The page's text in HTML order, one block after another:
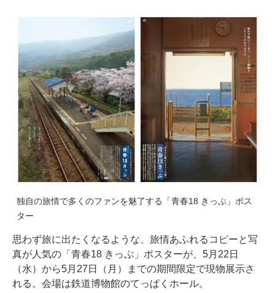
独自の旅情で多くのファンを魅了する「青春18 きっぷ」ポス
ター
思わず旅に出たくなるような、旅情あふれるコピーと写
真が人気の「青春18 きっぷ」ポスターが、5月22日
（水）から5月27日（月）までの期間限定で現物展示さ
れる。会場は鉄道博物館のてっぱくホール。